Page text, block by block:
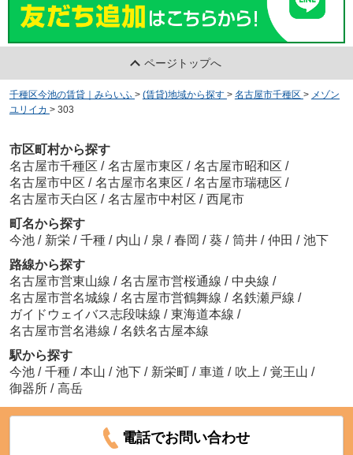
パークアベニュー東山
6.3万円 / 1LDK
ＦＪ日進通
6.2 万 円 / 2K
ページトップへ
千種区今池の賃貸｜みらいふ > (賃貸)地域から探す > 名古屋市千種区 > メゾン
ユリイカ > 303
市区町村から探す
名古屋市千種区 / 名古屋市東区 / 名古屋市昭和区 /
名古屋市中区 / 名古屋市名東区 / 名古屋市瑞穂区 /
名古屋市天白区 / 名古屋市中村区 / 西尾市
町名から探す
今池 / 新栄 / 千種 / 内山 / 泉 / 春岡 / 葵 / 筒井 / 仲田 / 池下
路線から探す
名古屋市営東山線 / 名古屋市営桜通線 / 中央線 /
名古屋市営名城線 / 名古屋市営鶴舞線 / 名鉄瀬戸線 /
ガイドウェイバス志段味線 / 東海道本線 /
名古屋市営名港線 / 名鉄名古屋本線
駅から探す
今池 / 千種 / 本山 / 池下 / 新栄町 / 車道 / 吹上 / 覚王山 /
御器所 / 高岳
電話でお問い合わせ